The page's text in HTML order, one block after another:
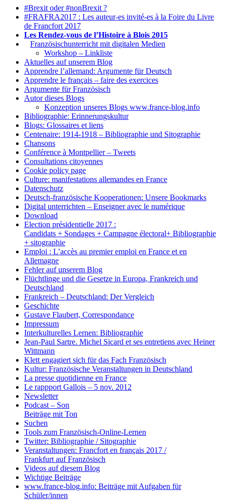
#Brexit oder #nonBrexit ?
#FRAFRA2017 : Les auteur-es invité-es à la Foire du Livre
de Francfort 2017
Les Rendez-vous de l’Histoire à Blois 2015
Französischunterricht mit digitalen Medien
Workshop – Linkliste
Aktuelles auf unserem Blog
Apprendre l’allemand: Argumente für Deutsch
Apprendre le français – faire des exercices
Argumente für Französisch
Autor dieses Blogs
Konzeption unseres Blogs www.france-blog.info
Bibliographie: Erinnerungskultur
Blogs: Glossaires et liens
Centenaire: 1914-1918 – Bibliographie und Sitographie
Chansons
Conférence à Montpellier – Tweets
Consultations citoyennes
Cookie policy page
Culture: manifestations allemandes en France
Datenschutz
Deutsch-französische Kooperationen: Unsere Bookmarks
Digital unterrichten – Enseigner avec le numérique
Download
Election présidentielle 2017 :
Candidats + Sondages + Campagne électoral+ Bibliographie
+ sitographie
Emploi : L’accès au premier emploi en France et en
Allemagne
Fehler auf unserem Blog
Flüchtlinge und die Gesetze in Europa, Frankreich und
Deutschland
Frankreich – Deutschland: Der Vergleich
Geschichte
Gustave Flaubert, Correspondance
Impressum
Interkulturelles Lernen: Bibliographie
Jean-Paul Sartre. Michel Sicard et ses entretiens avec Heiner
Wittmann
Klett engagiert sich für das Fach Französisch
Kultur: Französische Veranstaltungen in Deutschland
La presse quotidienne en France
Le rappport Gallois – 5 nov. 2012
Newsletter
Podcast – Son
Beiträge mit Ton
Suchen
Tools zum Französisch-Online-Lernen
Twitter: Bibliographie / Sitographie
Veranstaltungen: Francfort en français 2017 /
Frankfurt auf Französisch
Videos auf diesem Blog
Wichtige Beiträge
www.france-blog.info: Beiträge mit Aufgaben für
Schüler/innen